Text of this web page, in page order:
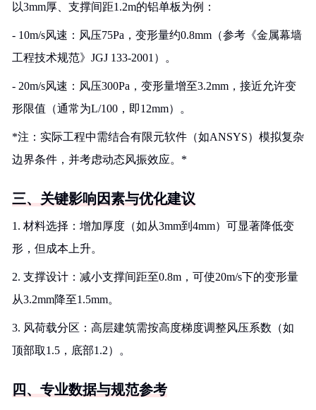
以3mm厚、支撑间距1.2m的铝单板为例：
- 10m/s风速：风压75Pa，变形量约0.8mm（参考《金属幕墙
工程技术规范》JGJ 133-2001）。
- 20m/s风速：风压300Pa，变形量增至3.2mm，接近允许变
形限值（通常为L/100，即12mm）。
*注：实际工程中需结合有限元软件（如ANSYS）模拟复杂
边界条件，并考虑动态风振效应。*
三、关键影响因素与优化建议
1. 材料选择：增加厚度（如从3mm到4mm）可显著降低变
形，但成本上升。
2. 支撑设计：减小支撑间距至0.8m，可使20m/s下的变形量
从3.2mm降至1.5mm。
3. 风荷载分区：高层建筑需按高度梯度调整风压系数（如
顶部取1.5，底部1.2）。
四、专业数据与规范参考